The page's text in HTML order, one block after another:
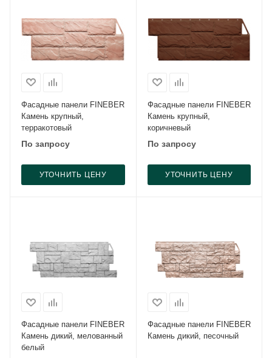
Фасадные панели FINEBER
Камень крупный,
терракотовый
По запросу
УТОЧНИТЬ ЦЕНУ
Фасадные панели FINEBER
Камень крупный,
коричневый
По запросу
УТОЧНИТЬ ЦЕНУ
Фасадные панели FINEBER
Камень дикий, мелованный
белый
Фасадные панели FINEBER
Камень дикий, песочный